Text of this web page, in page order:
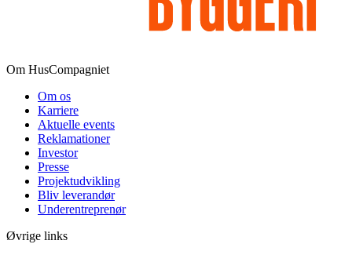
Om HusCompagniet
Om os
Karriere
Aktuelle events
Reklamationer
Investor
Presse
Projektudvikling
Bliv leverandør
Underentreprenør
Øvrige links